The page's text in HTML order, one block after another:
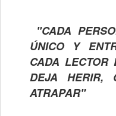
"CADA
ÚNICO Y
CADA LECTOR
DEJA HERIR,
ATRAPAR"